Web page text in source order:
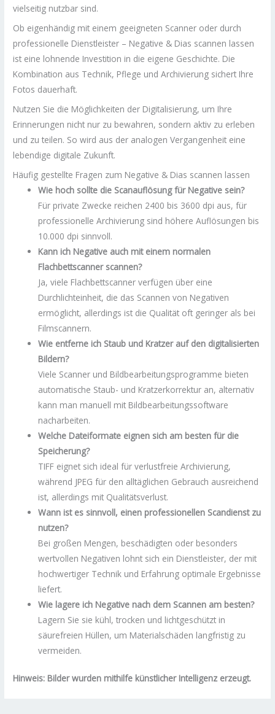
vielseitig nutzbar sind.
Ob eigenhändig mit einem geeigneten Scanner oder durch
professionelle Dienstleister – Negative & Dias scannen lassen
ist eine lohnende Investition in die eigene Geschichte. Die
Kombination aus Technik, Pflege und Archivierung sichert Ihre
Fotos dauerhaft.
Nutzen Sie die Möglichkeiten der Digitalisierung, um Ihre
Erinnerungen nicht nur zu bewahren, sondern aktiv zu erleben
und zu teilen. So wird aus der analogen Vergangenheit eine
lebendige digitale Zukunft.
Häufig gestellte Fragen zum Negative & Dias scannen lassen
Wie hoch sollte die Scanauflösung für Negative sein?
Für private Zwecke reichen 2400 bis 3600 dpi aus, für
professionelle Archivierung sind höhere Auflösungen bis
10.000 dpi sinnvoll.
Kann ich Negative auch mit einem normalen
Flachbettscanner scannen?
Ja, viele Flachbettscanner verfügen über eine
Durchlichteinheit, die das Scannen von Negativen
ermöglicht, allerdings ist die Qualität oft geringer als bei
Filmscannern.
Wie entferne ich Staub und Kratzer auf den digitalisierten
Bildern?
Viele Scanner und Bildbearbeitungsprogramme bieten
automatische Staub- und Kratzerkorrektur an, alternativ
kann man manuell mit Bildbearbeitungssoftware
nacharbeiten.
Welche Dateiformate eignen sich am besten für die
Speicherung?
TIFF eignet sich ideal für verlustfreie Archivierung,
während JPEG für den alltäglichen Gebrauch ausreichend
ist, allerdings mit Qualitätsverlust.
Wann ist es sinnvoll, einen professionellen Scandienst zu
nutzen?
Bei großen Mengen, beschädigten oder besonders
wertvollen Negativen lohnt sich ein Dienstleister, der mit
hochwertiger Technik und Erfahrung optimale Ergebnisse
liefert.
Wie lagere ich Negative nach dem Scannen am besten?
Lagern Sie sie kühl, trocken und lichtgeschützt in
säurefreien Hüllen, um Materialschäden langfristig zu
vermeiden.
Hinweis: Bilder wurden mithilfe künstlicher Intelligenz erzeugt.